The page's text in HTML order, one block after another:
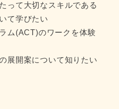
って大切なスキルである
て学びたい
ム(ACT)のワークを体験
展開案について知りたい